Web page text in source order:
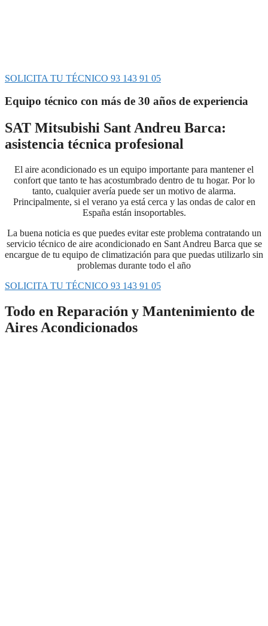
SOLICITA TU TÉCNICO 93 143 91 05
Equipo técnico con más de 30 años de experiencia
SAT Mitsubishi Sant Andreu Barca:
asistencia técnica profesional
El aire acondicionado es un equipo importante para mantener el
confort que tanto te has acostumbrado dentro de tu hogar. Por lo
tanto, cualquier avería puede ser un motivo de alarma.
Principalmente, si el verano ya está cerca y las ondas de calor en
España están insoportables.
La buena noticia es que puedes evitar este problema contratando un
servicio técnico de aire acondicionado en Sant Andreu Barca que se
encargue de tu equipo de climatización para que puedas utilizarlo sin
problemas durante todo el año
SOLICITA TU TÉCNICO 93 143 91 05
Todo en Reparación y Mantenimiento de
Aires Acondicionados